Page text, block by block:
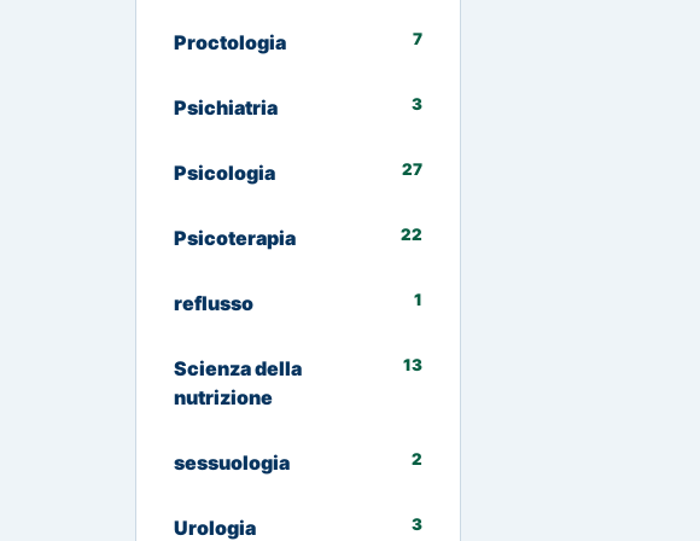
Proctologia 7
Psichiatria 3
Psicologia 27
Psicoterapia 22
reflusso 1
Scienza della
nutrizione
13
sessuologia 2
Urologia 3